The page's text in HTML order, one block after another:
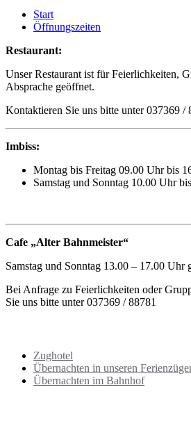
Start
Öffnungszeiten
Restaurant:
Unser Restaurant ist für Feierlichkeiten,
Absprache geöffnet.
Kontaktieren Sie uns bitte unter 037369 /
Imbiss:
Montag bis Freitag 09.00 Uhr bis
Samstag und Sonntag 10.00 Uhr
Cafe „Alter Bahnmeister“
Samstag und Sonntag 13.00 – 17.00 Uhr
Bei Anfrage zu Feierlichkeiten oder
Sie uns bitte unter 037369 / 88781
Zughotel
Übernachten in unseren
Übernachten im Bahnhof